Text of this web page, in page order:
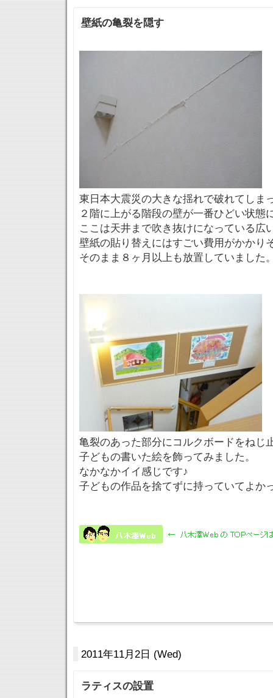
壁紙の亀裂を隠す
東日本大震災の大きな揺れで破れてしま
２階に上がる階段の壁が一番ひどい状態
ここは天井まで吹き抜けになっている広
壁紙の貼り替えにはすごい費用がかかり
そのまま８ヶ月以上も放置していました
亀裂のあった部分にコルクボードをねじ
子どもの書いた絵を飾ってみました。
なかなかイイ感じです♪
子どもの作品を捨てずに持っていてよか
2011年11月2日 (Wed)
ラティスの設置